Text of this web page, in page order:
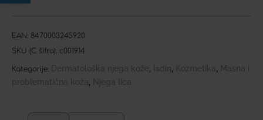
EAN: 8470003245920
SKU (C šifra): c001914
Kategorije: Dermatološka njega kože Isdin Kozmetika Masna i
problematična koža Njega lica